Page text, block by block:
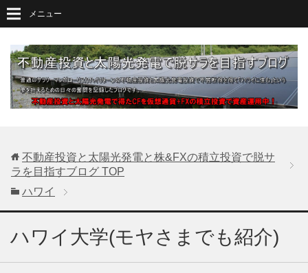
メニュー
不動産投資と太陽光発電と株&FXの積立投資で脱サ
ラを目指すブログ TOP
ハワイ
ハワイ大学(モヤさまでも紹介)